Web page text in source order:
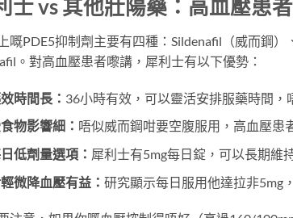
士 vs 其他壯陽藥：高血壓患
嘅PDE5抑制劑主要有四種：Sildenafil（威而鋼
。對高血壓患者嚟講，犀利士有以下優勢：
時間長： 36小時有效，可以靈活安排服藥時間，
物影響細： 唔似威而鋼咁要空腹服用，高血壓患
低劑量選項： 犀利士有5mg每日錠，可以長期維
微降血壓有益： 研究顯示每日服用他達拉非5mg